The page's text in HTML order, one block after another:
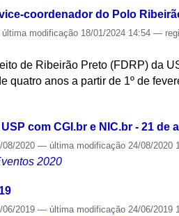
coordenador do Polo
última modificação 18/01/2024 14:54—
de Ribeirão Preto (FDRP) da
quatro anos a partir de 1º de
com CGI.br e NIC.br - 21 de
08/2020— última modificação 24/08/2020
2020
06/2019— última modificação 24/06/2019